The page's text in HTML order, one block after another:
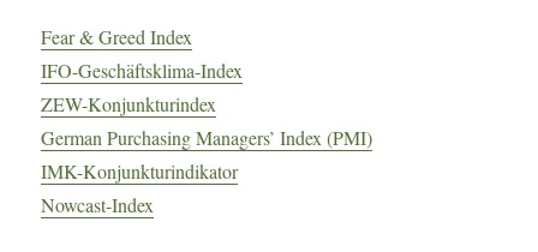
Fear & Greed Index
IFO-Geschäftsklima-Index
ZEW-Konjunkturindex
German Purchasing Managers’ Index (PMI)
IMK-Konjunkturindikator
Nowcast-Index